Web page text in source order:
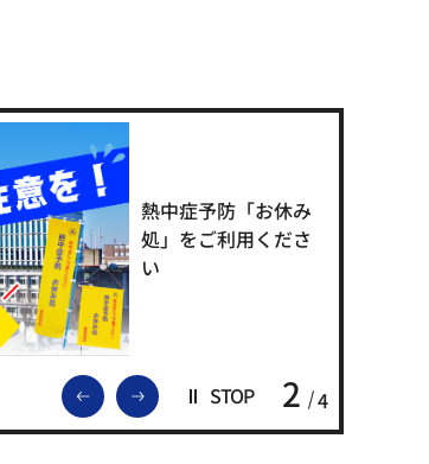
前のスライドを表示
次のスライドを表示
STOP 2 4
熱中症予防「お休み
処」をご利用くださ
い